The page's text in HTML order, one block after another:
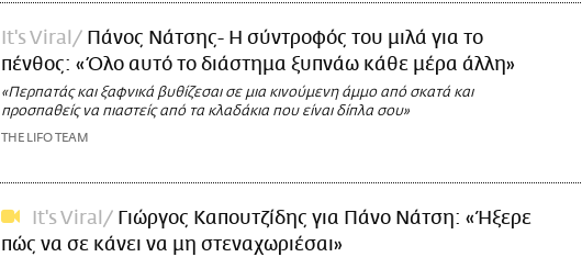
It's Viral
Πάνος Νάτσης- Η σύντροφός του μιλά για το
πένθος: «Όλο αυτό το διάστημα ξυπνάω κάθε μέρα άλλη»
«Περπατάς και ξαφνικά βυθίζεσαι σε μια κινούμενη άμμο από σκατά και
προσπαθείς να πιαστείς από τα κλαδάκια που είναι δίπλα σου»
THE LIFO TEAM
It's Viral
Γιώργος Καπουτζίδης για Πάνο Νάτση: «Ήξερε
πώς να σε κάνει να μη στεναχωριέσαι»